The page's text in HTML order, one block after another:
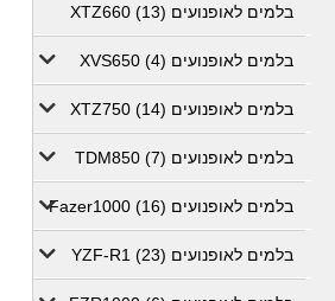
בלמים לאופנועים XTZ660 (13)
בלמים לאופנועים XVS650 (4)
בלמים לאופנועים XTZ750 (14)
בלמים לאופנועים TDM850 (7)
בלמים לאופנועים Fazer1000 (16)
בלמים לאופנועים YZF-R1 (23)